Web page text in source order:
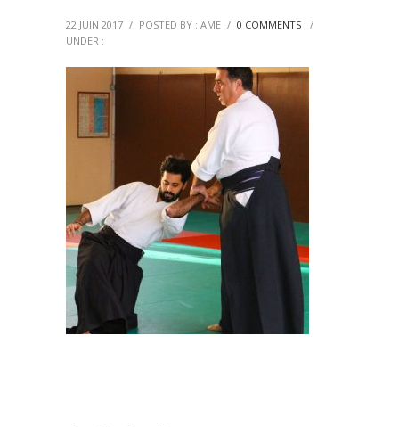
22 JUIN 2017 / POSTED BY : AME / 0 COMMENTS
/
UNDER :